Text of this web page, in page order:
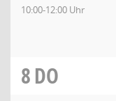
10:00-12:00 Uhr
8DO